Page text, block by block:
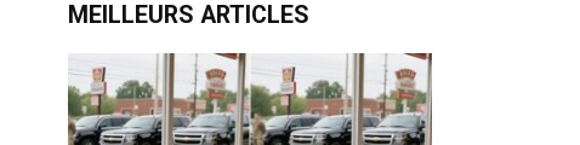
MEILLEURS ARTICLES